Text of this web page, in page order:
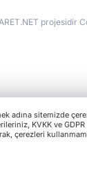
projesidir
adına sitemizde
KVKK ve GDPR
çerezleri